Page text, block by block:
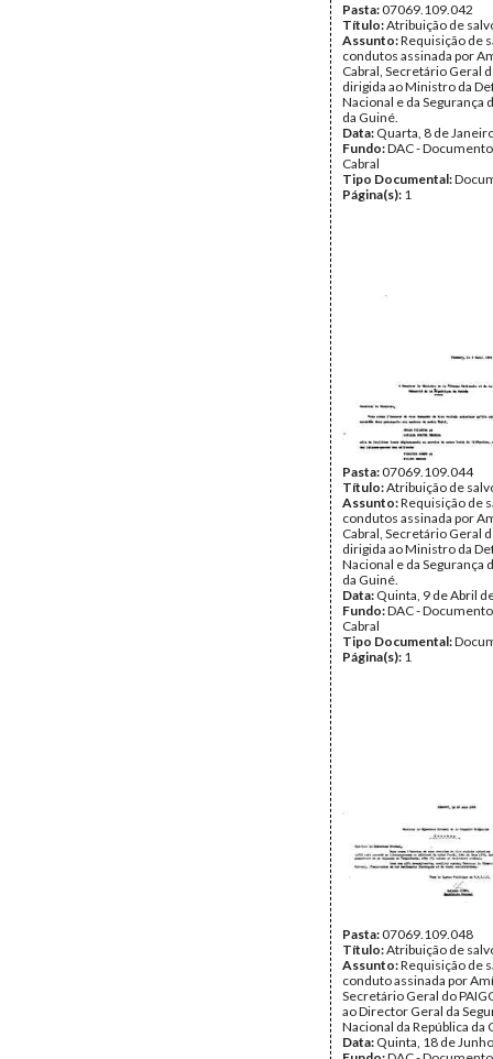
Pasta:07069.109.042
Título:Atribuição de
Assunto:Requisição de
condutos assinada por
Cabral, Secretário Geral
dirigida ao Ministro da
Nacional e da Segurança
da Guiné.
Data: Quarta, 8 de
Fundo:DAC -
Cabral
Tipo Documental:
Página(s): 1
Pasta:07069.109.044
Título:Atribuição de
Assunto:Requisição de
condutos assinada por
Cabral, Secretário Geral
dirigida ao Ministro da
Nacional e da Segurança
da Guiné.
Data: Quinta, 9 de Abril
Fundo:DAC -
Cabral
Tipo Documental:
Página(s): 1
Pasta:07069.109.048
Título:Atribuição de
Assunto:Requisição de
conduto assinada por
Secretário Geral do
ao Director Geral da
Nacional da República da
Data: Quinta, 18 de